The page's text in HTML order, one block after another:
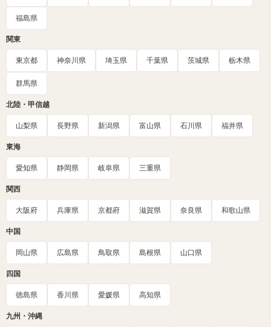
福島県
関東
東京都 神奈川県 埼玉県 千葉県 茨城県 栃木県
群馬県
北陸・甲信越
山梨県 長野県 新潟県 富山県 石川県 福井県
東海
愛知県 静岡県 岐阜県 三重県
関西
大阪府 兵庫県 京都府 滋賀県 奈良県 和歌山県
中国
岡山県 広島県 鳥取県 島根県 山口県
四国
徳島県 香川県 愛媛県 高知県
九州・沖縄